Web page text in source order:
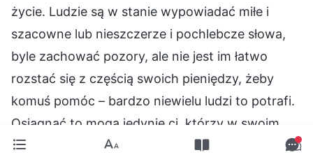
życie. Ludzie są w stanie wypowiadać miłe i
szacowne lub nieszczerze i pochlebcze słowa,
byle zachować pozory, ale nie jest im łatwo
rozstać się z częścią swoich pieniędzy, żeby
komuś pomóc – bardzo niewielu ludzi to potrafi.
Osiągnąć to mogą jedynie ci, którzy w swoim
człowieczeństwie posiadają cechy prawości i